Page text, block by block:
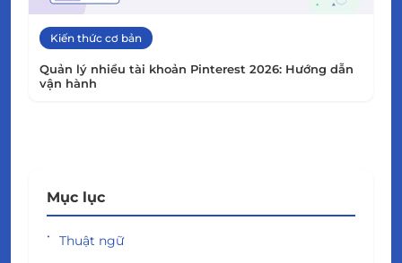
Kiến thức cơ bản
Quản lý nhiều tài khoản Pinterest 2026: Hướng dẫn
vận hành
Mục lục
Thuật ngữ